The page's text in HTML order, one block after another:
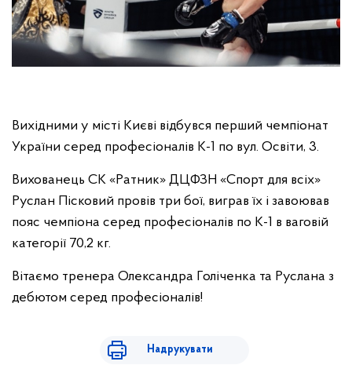
Вихідними у місті Києві відбувся перший чемпіонат
України серед професіоналів К-1 по вул. Освіти, 3.
Вихованець СК «Ратник» ДЦФЗН «Спорт для всіх»
Руслан Пісковий провів три бої, виграв їх і завоював
пояс чемпіона серед професіоналів по К-1 в ваговій
категорії 70,2 кг.
Вітаємо тренера Олександра Голіченка та Руслана з
дебютом серед професіоналів!
Надрукувати